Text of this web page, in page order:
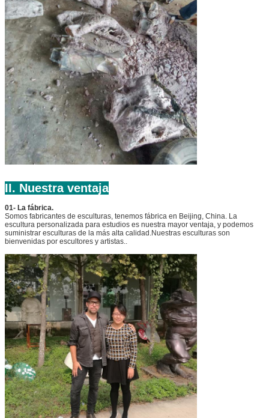
II. Nuestra ventaja
01- La fábrica.
Somos fabricantes de esculturas, tenemos fábrica en Beijing, China. La
escultura personalizada para estudios es nuestra mayor ventaja, y podemos
suministrar esculturas de la más alta calidad.Nuestras esculturas son
bienvenidas por escultores y artistas..